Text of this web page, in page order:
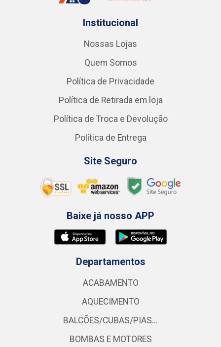
Institucional
Nossas Lojas
Quem Somos
Política de Privacidade
Política de Retirada em loja
Política de Troca e Devolução
Política de Entrega
Site Seguro
Baixe já nosso APP
Departamentos
ACABAMENTO
AQUECIMENTO
BALCÕES/CUBAS/PIAS...
BOMBAS E MOTORES